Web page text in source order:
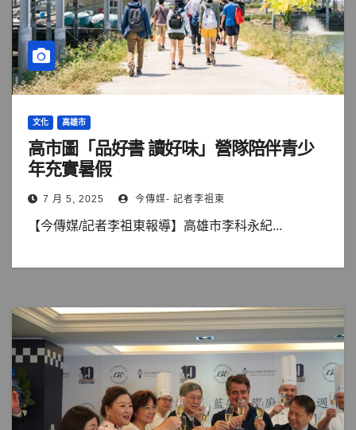
文化 高雄市
高市圖「品好書 讀好味」營隊陪伴青少
年充實暑假
7 月 5, 2025 今傳媒- 記者李祖東
【今傳媒/記者李祖東報導】高雄市李科永紀...